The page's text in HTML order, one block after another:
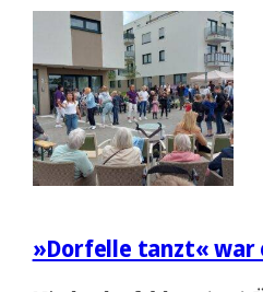
»Dorfelle tanzt« war